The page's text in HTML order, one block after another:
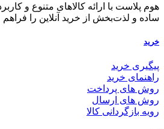
هوم پلاست با ارائه کالاهای متنوع و
ساده و لذت‌بخش از خرید آنلاین را
خرید
پیگیری خرید
راهنمای خرید
روش های پرداخت
روش های ارسال
رویه بازگردانی کالا